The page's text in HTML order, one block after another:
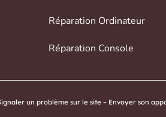
Réparation Ordinateur
Réparation Console
un problème sur le site – Envoyer son